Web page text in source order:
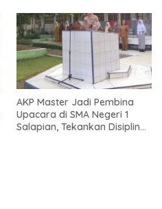
AKP Master Jadi Pembina
Upacara di SMA Negeri 1
Salapian, Tekankan Disiplin